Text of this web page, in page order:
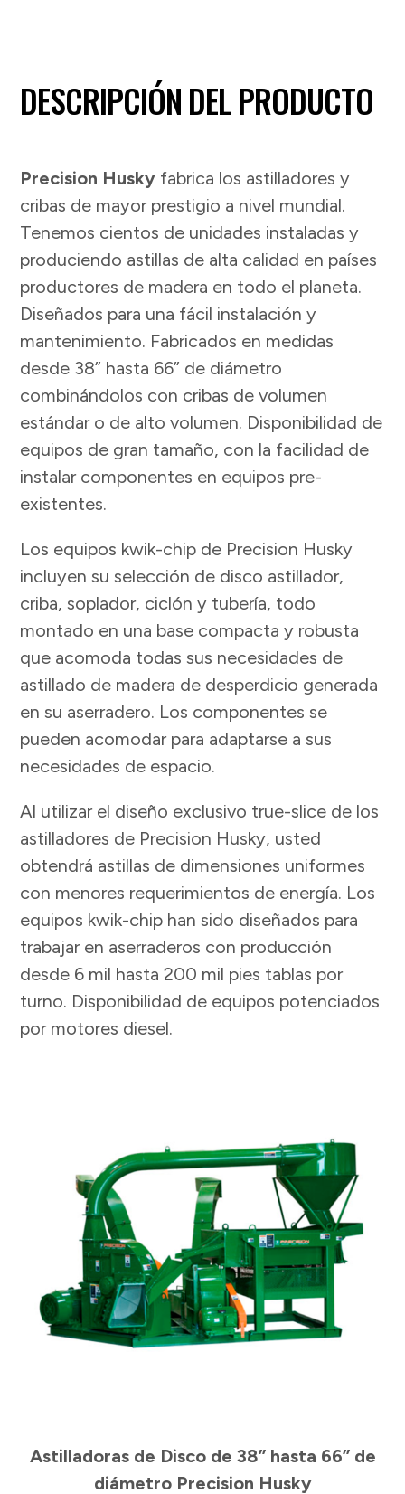
DESCRIPCIÓN DEL PRODUCTO
Precision Husky fabrica los astilladores y
cribas de mayor prestigio a nivel mundial.
Tenemos cientos de unidades instaladas y
produciendo astillas de alta calidad en países
productores de madera en todo el planeta.
Diseñados para una fácil instalación y
mantenimiento. Fabricados en medidas
desde 38” hasta 66” de diámetro
combinándolos con cribas de volumen
estándar o de alto volumen. Disponibilidad de
equipos de gran tamaño, con la facilidad de
instalar componentes en equipos pre-
existentes.
Los equipos kwik-chip de Precision Husky
incluyen su selección de disco astillador,
criba, soplador, ciclón y tubería, todo
montado en una base compacta y robusta
que acomoda todas sus necesidades de
astillado de madera de desperdicio generada
en su aserradero. Los componentes se
pueden acomodar para adaptarse a sus
necesidades de espacio.
Al utilizar el diseño exclusivo true-slice de los
astilladores de Precision Husky, usted
obtendrá astillas de dimensiones uniformes
con menores requerimientos de energía. Los
equipos kwik-chip han sido diseñados para
trabajar en aserraderos con producción
desde 6 mil hasta 200 mil pies tablas por
turno. Disponibilidad de equipos potenciados
por motores diesel.
Astilladoras de Disco de 38” hasta 66” de
diámetro Precision Husky